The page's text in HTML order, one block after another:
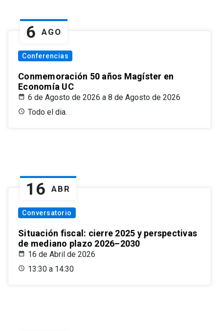
6 AGO
Conferencias
Conmemoración 50 años Magíster en
Economía UC
6 de Agosto de 2026 a 8 de Agosto de 2026
Todo el dia.
16 ABR
Conversatorio
Situación fiscal: cierre 2025 y perspectivas
de mediano plazo 2026–2030
16 de Abril de 2026
13:30 a 14:30